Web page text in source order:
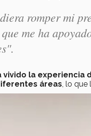
romper mi
me ha
vivido la experiencia
áreas , lo